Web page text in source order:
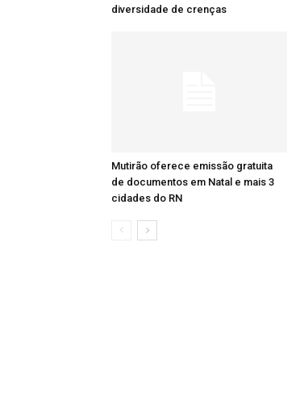
diversidade de crenças
Mutirão oferece emissão gratuita
de documentos em Natal e mais 3
cidades do RN